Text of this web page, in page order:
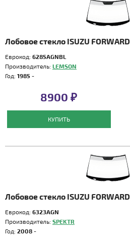
Лобовое стекло ISUZU FORWARD
Еврокод: 6285AGNBL
Производитель: LEMSON
Год: 1985 -
8900 ₽
КУПИТЬ
Лобовое стекло ISUZU FORWARD
Еврокод: 6323AGN
Производитель: SPEKTR
Год: 2008 -